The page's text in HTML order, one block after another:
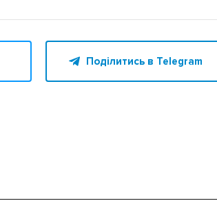
Поділитись в Telegram